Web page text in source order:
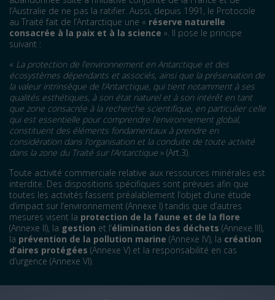
l’Australie de ne pas la ratifier. Aussi, depuis 1991, le Protocole
au Traité fait de l’Antarctique une « réserve naturelle
consacrée à la paix et à la science ». Il pose le principe
suivant :
« La protection de l’environnement en Antarctique et des
écosystèmes dépendants et associés, ainsi que la préservation de
la valeur intrinsèque de l’Antarctique, qui tient notamment à ses
qualités esthétiques, à son état naturel et à son intérêt en tant
que zone consacrée à la recherche scientifique, en particulier celle
qui est essentielle pour comprendre l’environnement global,
constituent des éléments fondamentaux à prendre en
considération dans l’organisation et la conduite de toute activité
dans la zone du Traité sur l’Antarctique » (Art.3).
Toute activité commerciale relative aux ressources minérales est
interdite. Des dispositions spécifiques sont prévues afin que
toutes les activités fassent préalablement l’objet d’une étude
d’impact sur l’environnement (Annexe I) tandis que d’autres
mesures visent la protection de la faune et de la flore
(Annexe II), la gestion et l’élimination des déchets (Annexe III),
la prévention de la pollution marine (Annexe IV), la création
d’aires protégées (Annexe V) et la responsabilité en cas
d’urgence (Annexe VI).